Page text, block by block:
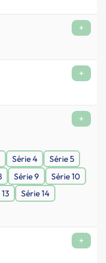
+
+
+
Série 4
Série 5
Série 9
Série 10
Série 14
+